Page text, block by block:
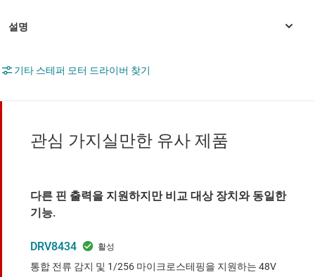
기타 스테퍼 모터 드라이버 찾기
관심 가지실만한 유사 제품
다른 핀 출력을 지원하지만 비교 대상 장치와 동일한
기능.
DRV8434
통합 전류 감지 및 1/256 마이크로스테핑을 지원하는 48V